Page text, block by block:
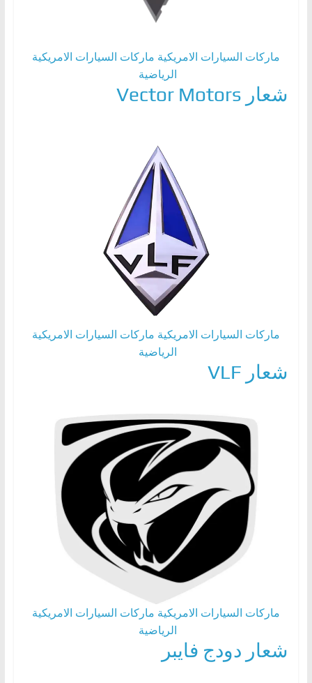
ماركات السيارات الامريكية ماركات السيارات الامريكية
الرياضية
شعار Vector Motors
ماركات السيارات الامريكية ماركات السيارات الامريكية
الرياضية
شعار VLF
ماركات السيارات الامريكية ماركات السيارات الامريكية
الرياضية
شعار دودج فايبر